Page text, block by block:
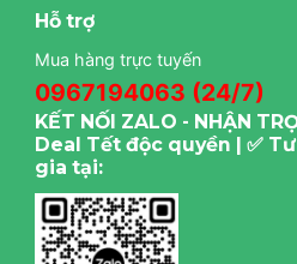
Hỗ trợ
Mua hàng trực tuyến
0967194063 (24/7)
KẾT NỐI ZALO - NHẬN
Deal Tết độc quyền | ✅
gia tại: